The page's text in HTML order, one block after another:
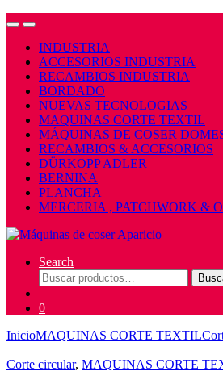
OpenClose
INDUSTRIA
ACCESORIOS INDUSTRIA
RECAMBIOS INDUSTRIA
BORDADO
NUEVAS TECNOLOGIAS
MAQUINAS CORTE TEXTIL
MÁQUINAS DE COSER
RECAMBIOS & ACCESORIOS
DÜRKOPP ADLER
BERNINA
PLANCHA
MERCERIA , PATCHWORK &
Search
Buscar
por:
0
InicioMAQUINAS CORTE TEXTIL
Corte circular, MAQUINAS CORTE